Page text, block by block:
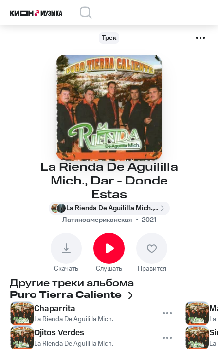
Трек
La Rienda De Aguililla
Mich., Dar - Donde
Estas
La Rienda De Aguililla Mich., Dar
Латиноамериканская
2021
Скачать Слушать Нравится
Другие треки альбома
Puro Tierra Caliente
Chaparrita
La Rienda De Aguililla Mich.
Ojitos Verdes
La Rienda De Aguililla Mich.